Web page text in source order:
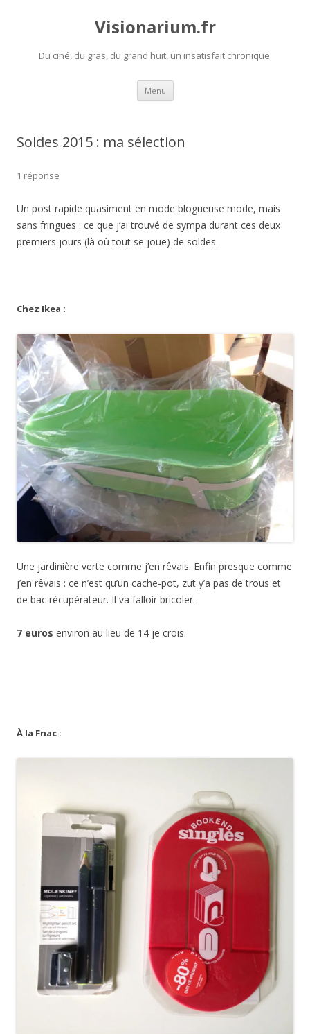
Visionarium.fr
Du ciné, du gras, du grand huit, un insatisfait chronique.
Menu Aller
contenu
Soldes 2015 : ma sélection
1 réponse
Un post rapide quasiment en mode blogueuse mode, mais
sans fringues : ce que j’ai trouvé de sympa durant ces deux
premiers jours (là où tout se joue) de soldes.
Chez Ikea :
Une jardinière verte comme j’en rêvais. Enfin presque comme
j’en rêvais : ce n’est qu’un cache-pot, zut y’a pas de trous et
de bac récupérateur. Il va falloir bricoler.
7 euros environ au lieu de 14 je crois.
À la Fnac :